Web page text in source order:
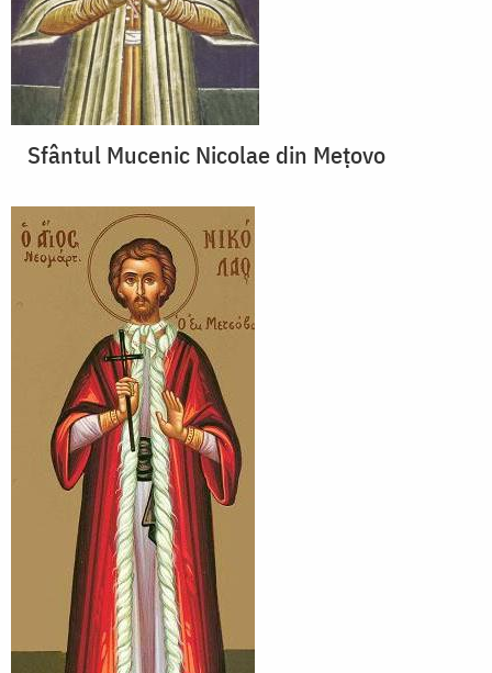
Sfântul Mucenic Nicolae din Meţovo